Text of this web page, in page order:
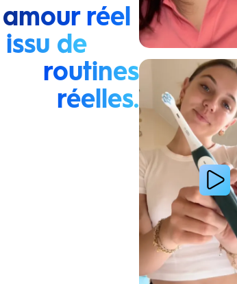
réel
issu de
routines
réelles.
Lire la vidéo : La routine du